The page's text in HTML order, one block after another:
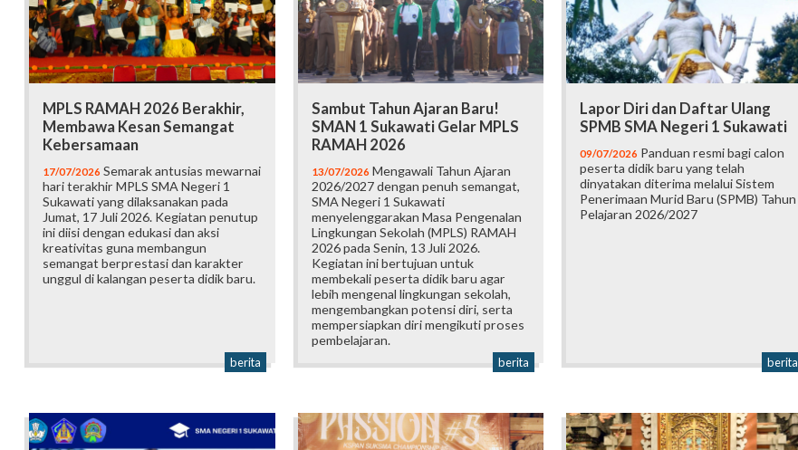
MPLS RAMAH 2026 Berakhir,
Membawa Kesan Semangat
Kebersamaan
17/07/2026 Semarak antusias mewarnai
hari terakhir MPLS SMA Negeri 1
Sukawati yang dilaksanakan pada
Jumat, 17 Juli 2026. Kegiatan penutup
ini diisi dengan edukasi dan aksi
kreativitas guna membangun
semangat berprestasi dan karakter
unggul di kalangan peserta didik baru.
berita
Sambut Tahun Ajaran Baru!
SMAN 1 Sukawati Gelar MPLS
RAMAH 2026
13/07/2026 Mengawali Tahun Ajaran
2026/2027 dengan penuh semangat,
SMA Negeri 1 Sukawati
menyelenggarakan Masa Pengenalan
Lingkungan Sekolah (MPLS) RAMAH
2026 pada Senin, 13 Juli 2026.
Kegiatan ini bertujuan untuk
membekali peserta didik baru agar
lebih mengenal lingkungan sekolah,
mengembangkan potensi diri, serta
mempersiapkan diri mengikuti proses
pembelajaran.
berita
Lapor Diri dan Daftar Ulang
SPMB SMA Negeri 1 Sukawati
09/07/2026 Panduan resmi bagi calon
peserta didik baru yang telah
dinyatakan diterima melalui Sistem
Penerimaan Murid Baru (SPMB) Tahun
Pelajaran 2026/2027
berita